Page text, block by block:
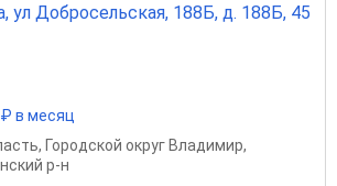
ул Добросельская, 188Б, д. 188Б, 45
₽ в месяц
, Городской округ Владимир,
р-н